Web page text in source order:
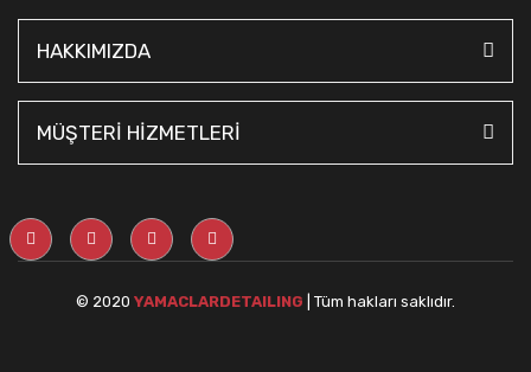
HAKKIMIZDA
MÜŞTERİ HİZMETLERİ
© 2020 YAMACLARDETAILING | Tüm hakları saklıdır.